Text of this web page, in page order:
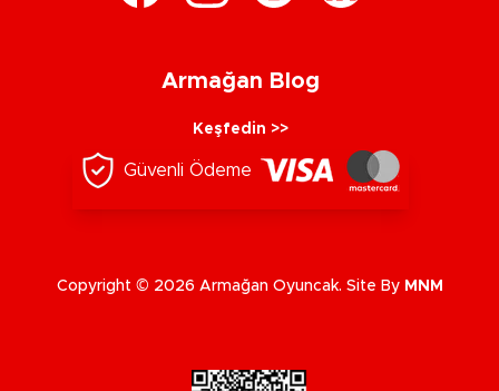
Armağan Blog
Keşfedin >>
Güvenli Ödeme
Copyright © 2026 Armağan Oyuncak. Site By MNM